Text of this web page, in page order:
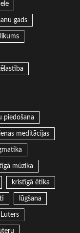
gads
piedošana
meditācijas
mūzika
kristīgā ētika
lūgšana